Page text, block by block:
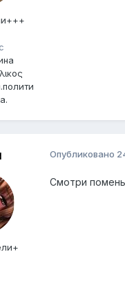
Опубликовано
Смотри